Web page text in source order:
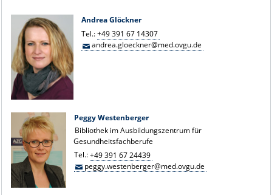
PUBLIZIEREN
NEU HIER?
SUCHE A-Z
Andrea Glöckner
Tel.:+49 391 67 14307
andrea.gloeckner@med.ovgu.de
Peggy Westenberger
Bibliothek im Ausbildungszentrum für
Gesundheitsfachberufe
Tel.:+49 391 67 24439
peggy.westenberger@med.ovgu.de